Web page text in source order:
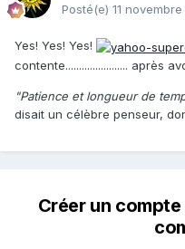
Posté(e) 11
Yes! Yes! Yes!
contente....................... après
"Patience et longueur de
disait un célèbre penseur,
Créer un